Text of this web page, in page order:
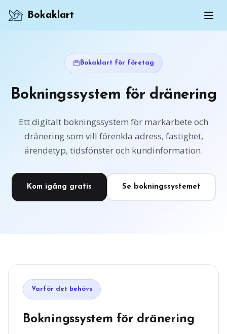
Bokaklart
Bokaklart för företag
Bokningssystem för dränering
Ett digitalt bokningssystem för markarbete och
dränering som vill förenkla adress, fastighet,
ärendetyp, tidsfönster och kundinformation.
Kom igång gratis Se bokningssystemet
Varför det behövs
Bokningssystem för dränering